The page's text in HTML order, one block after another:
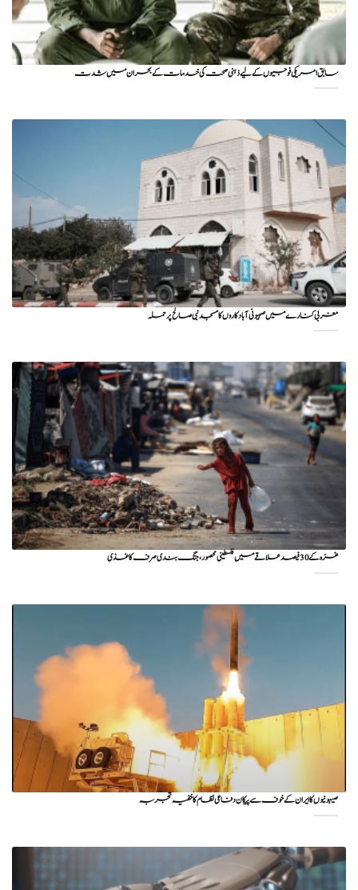
سابق امریکی فوجیوں کے لیے ذہنی صحت کی خدمات کے بحران میں شدت
مغربی کنارے میں صہیونی آبادکاروں کا مسجد نبی صالح پر حملہ
غزہ کے 30 فیصد علاقے میں فلسطینی محصور، جنگ بندی صرف کاغذی
صیہونیوں کا ایران کے خوف سے پیکان دفاعی نظام کا خفیہ تجربہ